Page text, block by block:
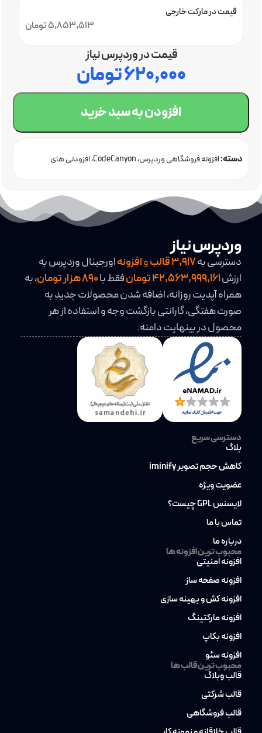
5,853,513 تومان
قیمت در مارکت خارجی
قیمت در وردپرس نیاز
۶۲۰,۰۰۰تومان
افزودن به سبد خرید
دسته:افزونه فروشگاهی وردپرس CodeCanyon افزودنی های
وردپرس نیاز
دسترسی به3,917قالبوافزونهاورجینال وردپرس به
ارزش42,563,999,161 تومان فقط با
، به
همراه آپدیت روزانه، اضافه شدن محصولات جدید به
صورت هفتگی، گارانتی بازگشت وجه و استفاده از هر
محصول در بینهایت دامنه.
دسترسی سریع
بلاگ
کاهش حجم تصویر iminify
عضویت ویژه
لایسنس GPL چیست؟
تماس با ما
درباره ما
محبوب ترین افزونه ها
افزونه امنیتی
افزونه صفحه ساز
افزونه کش و بهینه سازی
افزونه مارکتینگ
افزونه بکاپ
افزونه سئو
محبوب ترین قالب ها
قالب وبلاگ
قالب شرکتی
قالب فروشگاهی